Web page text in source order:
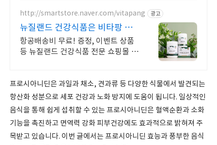
http://smartstore.naver.com/vitapang 광고
뉴질랜드 건강식품은 비타팡 금
액대별 사은품 추가 증정!
항공배송비 무료! 증정, 이벤트 상품
등 뉴질랜드 건강식품 전문 쇼핑몰 효
세요.
프로시아니딘은 과일과 채소, 견과류 등 다양한 식물에서 발견되는
항산화 성분으로 세포 건강과 노화 방지에 도움이 됩니다. 일상적인
음식을 통해 쉽게 섭취할 수 있는 프로시아니딘은 혈액순환과 소화
기능을 촉진하고 면역력 강화 피부건강에도 효과적으로 밝혀져 주
목받고 있습니다. 이번 글에서는 프로시아니딘 효능과 풍부한 음식